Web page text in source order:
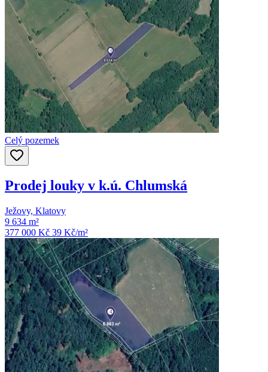
Celý pozemek
Prodej louky v k.ú. Chlumská
Ježovy, Klatovy
9 634 m²
377 000 Kč 39 Kč/m²